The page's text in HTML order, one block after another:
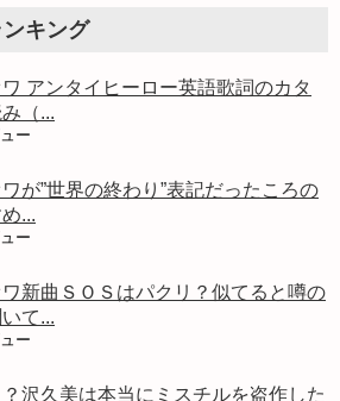
キング
アンタイヒーロー英語歌詞のカタ
（...
ー
が”世界の終わり”表記だったころの
...
ー
新曲ＳＯＳはパクリ？似てると噂の
て...
ー
沢久美は本当にミスチルを盗作した